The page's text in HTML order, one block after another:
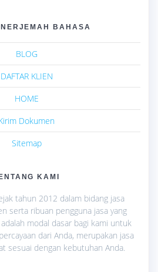
BAHASA
BLOG
DAFTAR KLIEN
HOME
Dokumen
Sitemap
KAMI
tahun 2012 dalam bidang jasa
serta ribuan pengguna jasa yang
modal dasar bagi kami untuk
dari Anda, merupakan jasa
sesuai dengan kebutuhan Anda.